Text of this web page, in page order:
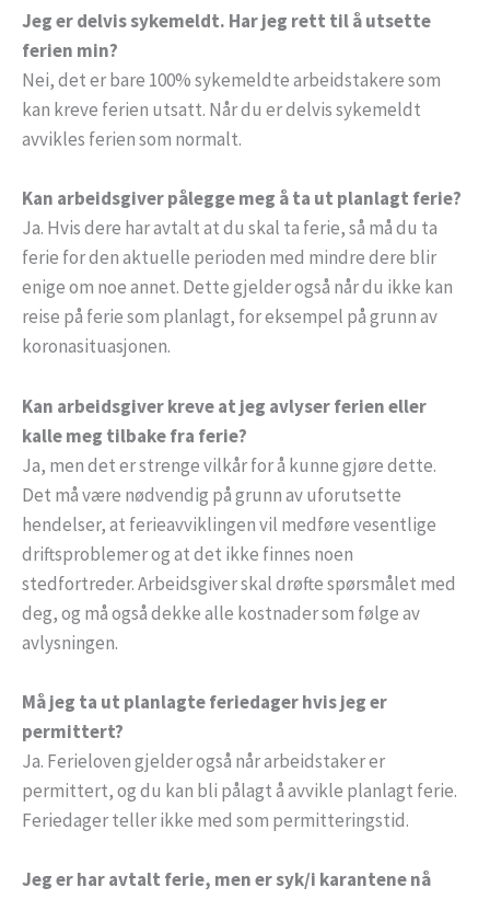
Jeg er delvis sykemeldt. Har jeg rett til å utsette
ferien min?
Nei, det er bare 100% sykemeldte arbeidstakere som
kan kreve ferien utsatt. Når du er delvis sykemeldt
avvikles ferien som normalt.
Kan arbeidsgiver pålegge meg å ta ut planlagt ferie?
Ja. Hvis dere har avtalt at du skal ta ferie, så må du ta
ferie for den aktuelle perioden med mindre dere blir
enige om noe annet. Dette gjelder også når du ikke kan
reise på ferie som planlagt, for eksempel på grunn av
koronasituasjonen.
Kan arbeidsgiver kreve at jeg avlyser ferien eller
kalle meg tilbake fra ferie?
Ja, men det er strenge vilkår for å kunne gjøre dette.
Det må være nødvendig på grunn av uforutsette
hendelser, at ferieavviklingen vil medføre vesentlige
driftsproblemer og at det ikke finnes noen
stedfortreder. Arbeidsgiver skal drøfte spørsmålet med
deg, og må også dekke alle kostnader som følge av
avlysningen.
Må jeg ta ut planlagte feriedager hvis jeg er
permittert?
Ja. Ferieloven gjelder også når arbeidstaker er
permittert, og du kan bli pålagt å avvikle planlagt ferie.
Feriedager teller ikke med som permitteringstid.
Jeg er har avtalt ferie, men er syk/i karantene nå